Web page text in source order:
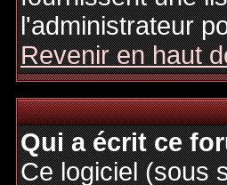
l'administrateur
Revenir en haut
Qui a écrit ce
Ce logiciel (sous